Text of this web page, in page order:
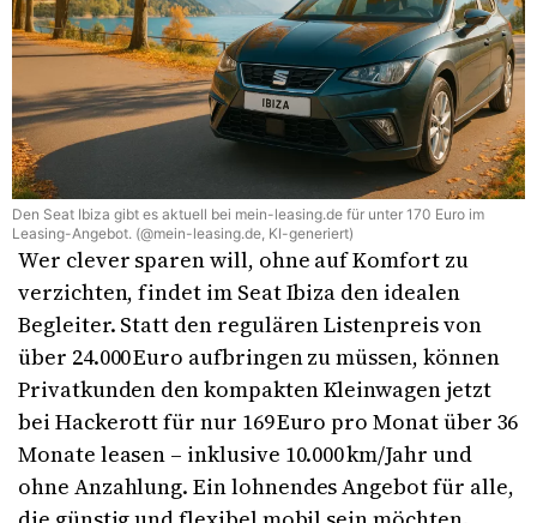
Den Seat Ibiza gibt es aktuell bei mein-leasing.de für unter 170 Euro im
Leasing-Angebot. (@mein-leasing.de, KI-generiert)
Wer clever sparen will, ohne auf Komfort zu
verzichten, findet im Seat Ibiza den idealen
Begleiter. Statt den regulären Listenpreis von
über 24.000 Euro aufbringen zu müssen, können
Privatkunden den kompakten Kleinwagen jetzt
bei Hackerott für nur 169 Euro pro Monat über 36
Monate leasen – inklusive 10.000 km/Jahr und
ohne Anzahlung. Ein lohnendes Angebot für alle,